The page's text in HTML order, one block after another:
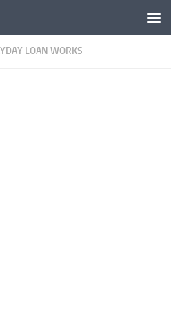
LOAN WORKS